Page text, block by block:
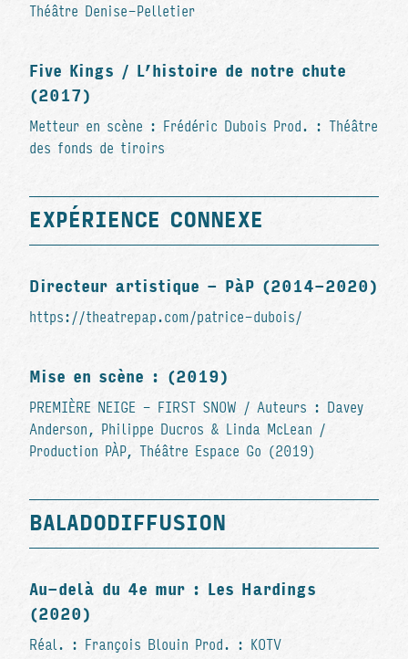
Théâtre Denise-Pelletier
Five Kings / L’histoire de notre chute
(2017)
Metteur en scène : Frédéric Dubois Prod. : Théâtre
des fonds de tiroirs
EXPÉRIENCE CONNEXE
Directeur artistique - PàP (2014-2020)
https://theatrepap.com/patrice-dubois/
Mise en scène : (2019)
PREMIÈRE NEIGE - FIRST SNOW / Auteurs : Davey
Anderson, Philippe Ducros & Linda McLean /
Production PÀP, Théâtre Espace Go (2019)
BALADODIFFUSION
Au-delà du 4e mur : Les Hardings
(2020)
Réal. : François Blouin Prod. : KOTV